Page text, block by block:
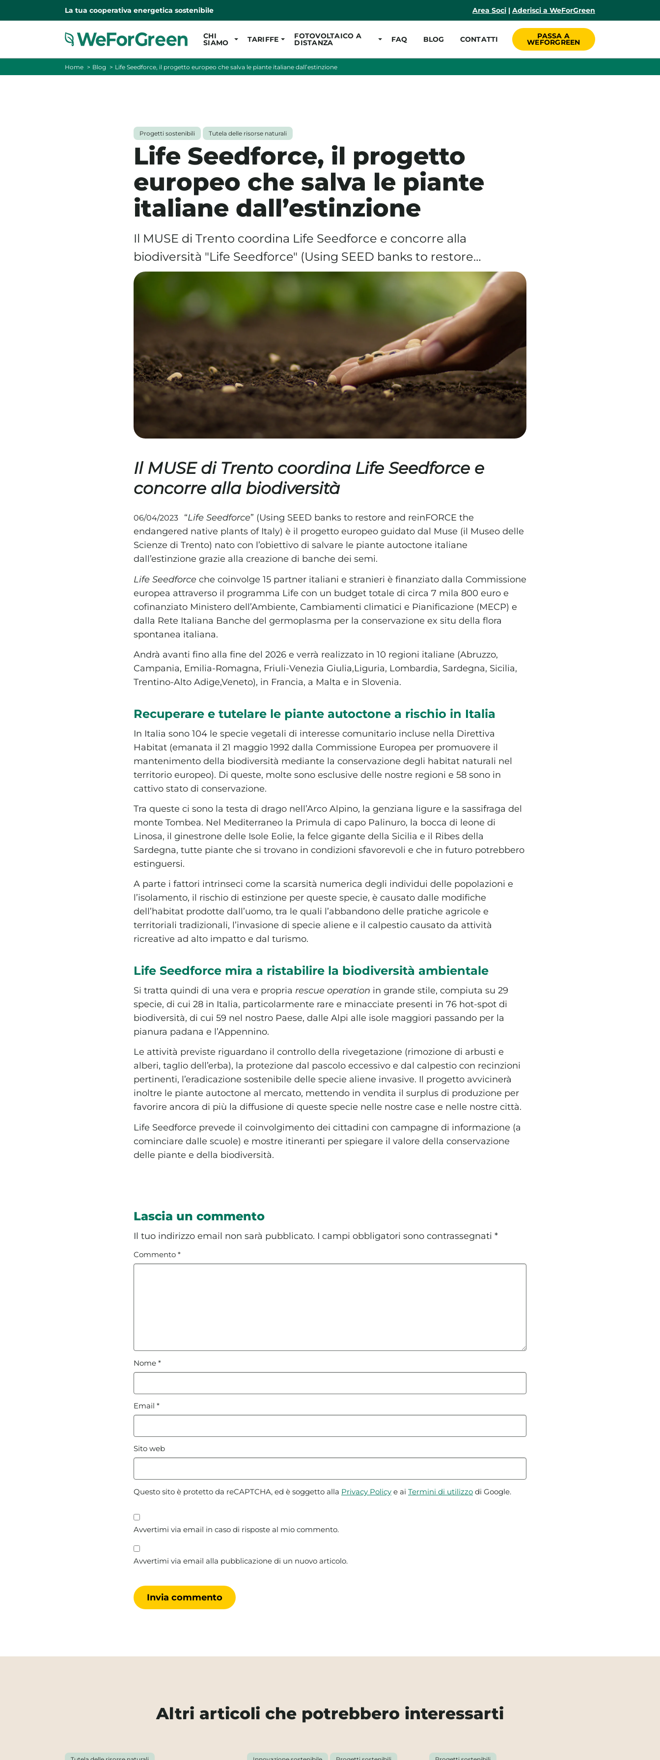
La tua cooperativa energetica sostenibile Area Soci | Aderisci a WeForGreen
CHI
SIAMO TARIFFE FOTOVOLTAICO A
DISTANZA FAQ BLOG CONTATTI
PASSA A
WEFORGREEN
Home Blog Life Seedforce, il progetto europeo che salva le piante italiane dall’estinzione
Progetti sostenibili Tutela delle risorse naturali
Life Seedforce, il progetto
europeo che salva le piante
italiane dall’estinzione
Il MUSE di Trento coordina Life Seedforce e concorre alla
biodiversità "Life Seedforce" (Using SEED banks to restore…
Il MUSE di Trento coordina Life Seedforce e
concorre alla biodiversità
06/04/2023 “Life Seedforce” (Using SEED banks to restore and reinFORCE the
endangered native plants of Italy) è il progetto europeo guidato dal Muse (il Museo delle
Scienze di Trento) nato con l’obiettivo di salvare le piante autoctone italiane
dall’estinzione grazie alla creazione di banche dei semi.
Life Seedforce che coinvolge 15 partner italiani e stranieri è finanziato dalla Commissione
europea attraverso il programma Life con un budget totale di circa 7 mila 800 euro e
cofinanziato Ministero dell’Ambiente, Cambiamenti climatici e Pianificazione (MECP) e
dalla Rete Italiana Banche del germoplasma per la conservazione ex situ della flora
spontanea italiana.
Andrà avanti fino alla fine del 2026 e verrà realizzato in 10 regioni italiane (Abruzzo,
Campania, Emilia-Romagna, Friuli-Venezia Giulia,Liguria, Lombardia, Sardegna, Sicilia,
Trentino-Alto Adige,Veneto), in Francia, a Malta e in Slovenia.
Recuperare e tutelare le piante autoctone a rischio in Italia
In Italia sono 104 le specie vegetali di interesse comunitario incluse nella Direttiva
Habitat (emanata il 21 maggio 1992 dalla Commissione Europea per promuovere il
mantenimento della biodiversità mediante la conservazione degli habitat naturali nel
territorio europeo). Di queste, molte sono esclusive delle nostre regioni e 58 sono in
cattivo stato di conservazione.
Tra queste ci sono la testa di drago nell’Arco Alpino, la genziana ligure e la sassifraga del
monte Tombea. Nel Mediterraneo la Primula di capo Palinuro, la bocca di leone di
Linosa, il ginestrone delle Isole Eolie, la felce gigante della Sicilia e il Ribes della
Sardegna, tutte piante che si trovano in condizioni sfavorevoli e che in futuro potrebbero
estinguersi.
A parte i fattori intrinseci come la scarsità numerica degli individui delle popolazioni e
l’isolamento, il rischio di estinzione per queste specie, è causato dalle modifiche
dell’habitat prodotte dall’uomo, tra le quali l’abbandono delle pratiche agricole e
territoriali tradizionali, l’invasione di specie aliene e il calpestio causato da attività
ricreative ad alto impatto e dal turismo.
Life Seedforce mira a ristabilire la biodiversità ambientale
Si tratta quindi di una vera e propria rescue operation in grande stile, compiuta su 29
specie, di cui 28 in Italia, particolarmente rare e minacciate presenti in 76 hot-spot di
biodiversità, di cui 59 nel nostro Paese, dalle Alpi alle isole maggiori passando per la
pianura padana e l’Appennino.
Le attività previste riguardano il controllo della rivegetazione (rimozione di arbusti e
alberi, taglio dell’erba), la protezione dal pascolo eccessivo e dal calpestio con recinzioni
pertinenti, l’eradicazione sostenibile delle specie aliene invasive. Il progetto avvicinerà
inoltre le piante autoctone al mercato, mettendo in vendita il surplus di produzione per
favorire ancora di più la diffusione di queste specie nelle nostre case e nelle nostre città.
Life Seedforce prevede il coinvolgimento dei cittadini con campagne di informazione (a
cominciare dalle scuole) e mostre itineranti per spiegare il valore della conservazione
delle piante e della biodiversità.
Lascia un commento
Il tuo indirizzo email non sarà pubblicato. I campi obbligatori sono contrassegnati *
Commento *
Nome *
Email *
Sito web
Questo sito è protetto da reCAPTCHA, ed è soggetto alla Privacy Policy e ai Termini di utilizzo di Google.
Avvertimi via email in caso di risposte al mio commento.
Avvertimi via email alla pubblicazione di un nuovo articolo.
Altri articoli che potrebbero interessarti